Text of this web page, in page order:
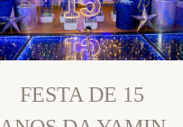
FESTA DE 15